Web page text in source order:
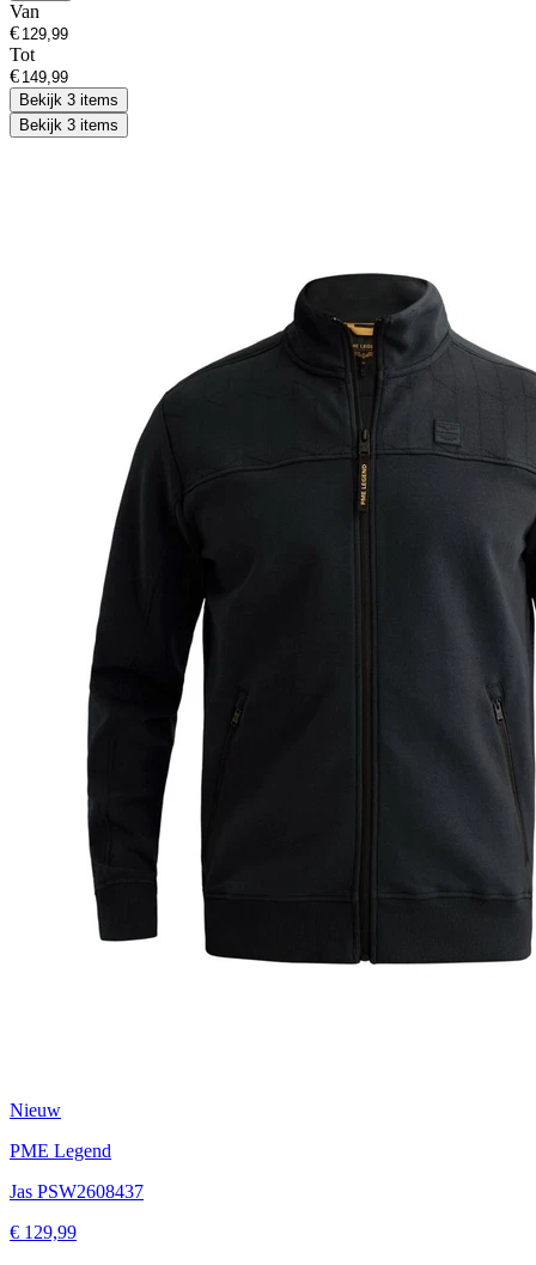
Van
€
Tot
€
Bekijk 3 items
Bekijk 3 items
Nieuw
PME Legend
Jas PSW2608437
€ 129,99